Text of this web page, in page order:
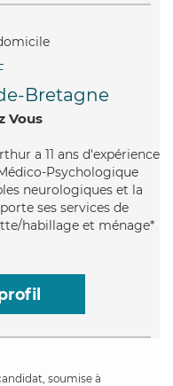
Bretagne
Vous
a 11 ans d'expérience
Psychologique
neurologiques et la
ses services de
habillage et ménage*
soumise à